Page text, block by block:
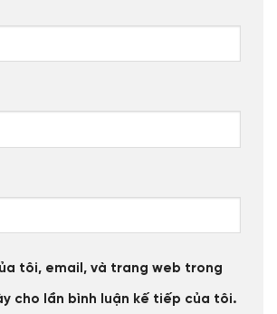
tôi, email, và trang web trong
cho lần bình luận kế tiếp của tôi.